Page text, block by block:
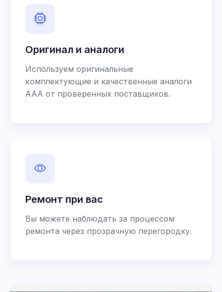
Оригинал и аналоги
Используем оригинальные
комплектующие и качественные аналоги
AAA от проверенных поставщиков.
Ремонт при вас
Вы можете наблюдать за процессом
ремонта через прозрачную перегородку.